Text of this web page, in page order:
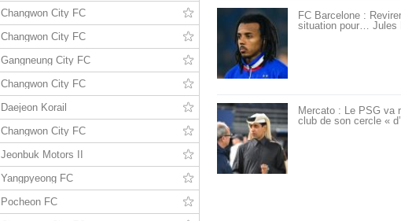
Changwon City FC
Changwon City FC
Gangneung City FC
Changwon City FC
Daejeon Korail
Changwon City FC
Jeonbuk Motors II
Yangpyeong FC
Pocheon FC
FC Barcelone :
situation pour… Jules
Mercato : Le PSG va
club de son cercle «